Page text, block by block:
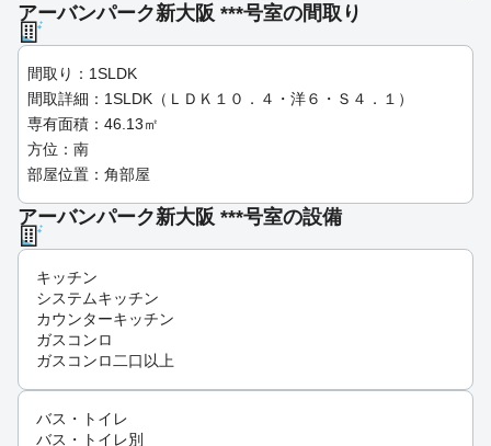
アーバンパーク新大阪 ***号室の間取り
間取り：1SLDK
間取詳細：1SLDK（ＬＤＫ１０．４・洋６・Ｓ４．１）
専有面積：46.13㎡
方位：南
部屋位置：角部屋
アーバンパーク新大阪 ***号室の設備
キッチン
システムキッチン
カウンターキッチン
ガスコンロ
ガスコンロ二口以上
バス・トイレ
バス・トイレ別